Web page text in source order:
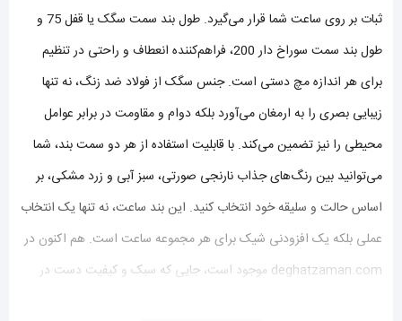
ثبات بر روی ساعت شما قرار می‌گیرد. طول بند سمت سگک یا قفل 75 و
طول بند سمت سوراخ دار 200، فراهم‌کننده انعطاف و راحتی در تنظیم
برای هر اندازه مچ دستی است. جنس سگک از فولاد ضد زنگ، نه تنها
زیبایی بصری را به ارمغان می‌آورد بلکه دوام و مقاومت در برابر عوامل
محیطی را نیز تضمین می‌کند. با قابلیت استفاده از هر دو سمت بند، شما
می‌توانید بین رنگ‌های جذاب نارنجی صورتی، سبز آبی و زرد مشکی، بر
اساس حالت و سلیقه خود انتخاب کنید. این بند ساعت، نه تنها یک انتخاب
عملی بلکه یک افزودنی شیک برای هر مجموعه ساعت است. هم اکنون در
deghatzaman.com موجود است، جایی که سبک و کیفیت دست در